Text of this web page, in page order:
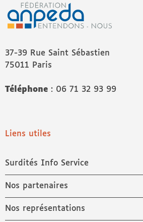
37-39 Rue Saint Sébastien
75011 Paris
Téléphone : 06 71 32 93 99
Liens utiles
Surdités Info Service
Nos partenaires
Nos représentations